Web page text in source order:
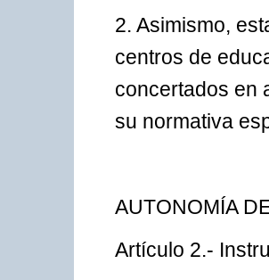
2. Asimismo,
centros de
concertados en
su normativa
AUTONOMÍA
Artículo 2.-